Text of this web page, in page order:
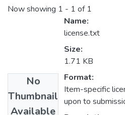
Now showing 1 - 1 of 1
No
Thumbnail
Available
Name:
license.txt
Size:
1.71 KB
Format:
Item-specific
upon to